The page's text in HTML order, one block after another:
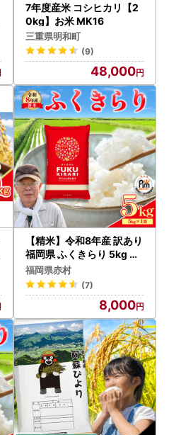
7年度産米 コシヒカリ【2
0kg】お米 MK16
三重県明和町
(9)
48,000
【精米】令和8年産 訳あり
福岡県 ふくきらり 5kg 精
米 白米 (品番:3X5)
福岡県赤村
(7)
8,000